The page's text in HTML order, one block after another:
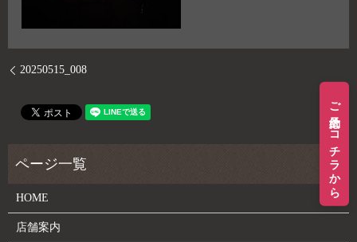
20250515_008
HOME
店舗案内
ご予約はコチラから